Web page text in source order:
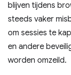
blijven tijdens
steeds vaker
om sessies te
en andere
worden omzeild.